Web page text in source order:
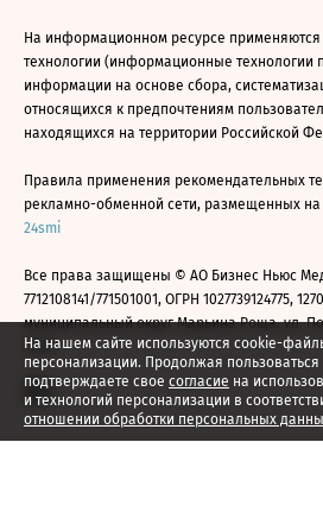
На нашем сайте используются cookie-
персонализации. Продолжая
подтверждаете свое согласие на
и технологий персонализации в
отношении обработки персональных
На информационном ресурсе
технологии (информационные технологии
информации на основе сбора,
относящихся к предпочтениям
находящихся на территории Российской
Правила применения рекомендательных
рекламно-обменной сети, размещенных на
24smi
Все права защищены © АО Бизнес Ньюс
7712108141/771501001, ОГРН 1027739124775,
муниципальный округ Марьина Роща, ул.
2026